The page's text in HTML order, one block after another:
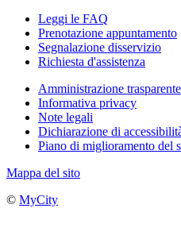
Leggi le FAQ
Prenotazione appuntamento
Segnalazione disservizio
Richiesta d'assistenza
Amministrazione trasparente
Informativa privacy
Note legali
Dichiarazione di
Piano di miglioramento del
Mappa del sito
© MyCity